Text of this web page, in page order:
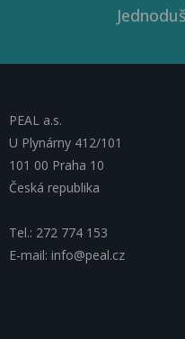
PEAL a.s.
U Plynárny 412/101
101 00 Praha 10
Česká republika
Tel.: 272 774 153
E-mail: info@peal.cz